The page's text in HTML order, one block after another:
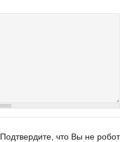
Подтвердите, что Вы не робот